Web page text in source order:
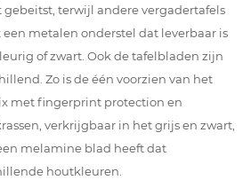
terwijl andere vergadertafels
metalen onderstel dat leverbaar is
of zwart. Ook de tafelbladen zijn
Zo is de één voorzien van het
met fingerprint protection en
verkrijgbaar in het grijs en zwart,
melamine blad heeft dat
houtkleuren.